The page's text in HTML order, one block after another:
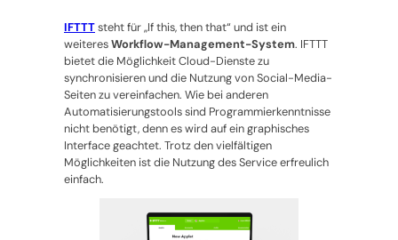
IFTTTsteht für „If this, then that“ und ist ein
weiteresWorkflow-Management-System. IFTTT
bietet die Möglichkeit Cloud-Dienste zu
synchronisieren und die Nutzung von Social-Media-
Seiten zu vereinfachen. Wie bei anderen
Automatisierungstools sind Programmierkenntnisse
nicht benötigt, denn es wird auf ein graphisches
Interface geachtet. Trotz den vielfältigen
Möglichkeiten ist die Nutzung des Service erfreulich
einfach.